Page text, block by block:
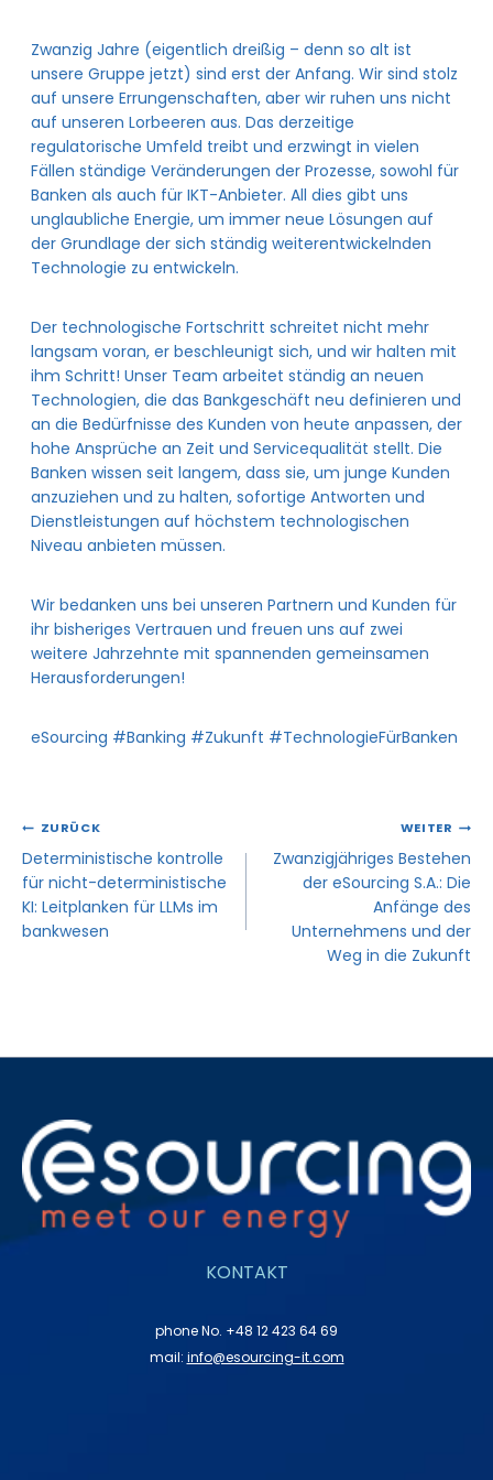
Zwanzig Jahre (eigentlich dreißig – denn so alt ist
unsere Gruppe jetzt) sind erst der Anfang. Wir sind stolz
auf unsere Errungenschaften, aber wir ruhen uns nicht
auf unseren Lorbeeren aus. Das derzeitige
regulatorische Umfeld treibt und erzwingt in vielen
Fällen ständige Veränderungen der Prozesse, sowohl für
Banken als auch für IKT-Anbieter. All dies gibt uns
unglaubliche Energie, um immer neue Lösungen auf
der Grundlage der sich ständig weiterentwickelnden
Technologie zu entwickeln.
Der technologische Fortschritt schreitet nicht mehr
langsam voran, er beschleunigt sich, und wir halten mit
ihm Schritt! Unser Team arbeitet ständig an neuen
Technologien, die das Bankgeschäft neu definieren und
an die Bedürfnisse des Kunden von heute anpassen, der
hohe Ansprüche an Zeit und Servicequalität stellt. Die
Banken wissen seit langem, dass sie, um junge Kunden
anzuziehen und zu halten, sofortige Antworten und
Dienstleistungen auf höchstem technologischen
Niveau anbieten müssen.
Wir bedanken uns bei unseren Partnern und Kunden für
ihr bisheriges Vertrauen und freuen uns auf zwei
weitere Jahrzehnte mit spannenden gemeinsamen
Herausforderungen!
eSourcing #Banking #Zukunft #TechnologieFürBanken
ZURÜCK
Deterministische kontrolle
für nicht-deterministische
KI: Leitplanken für LLMs im
bankwesen
WEITER
Zwanzigjähriges Bestehen
der eSourcing S.A.: Die
Anfänge des
Unternehmens und der
Weg in die Zukunft
KONTAKT
phone No. +48 12 423 64 69
mail: info@esourcing-it.com